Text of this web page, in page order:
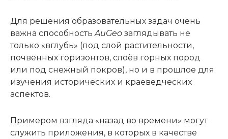
Для решения образовательных задач очень
важна способность AuGeo заглядывать не
только «вглубь» (под слой растительности,
почвенных горизонтов, слоёв горных пород
или под снежный покров), но и в прошлое для
изучения исторических и краеведческих
аспектов.
Примером взгляда «назад во времени» могут
служить приложения, в которых в качестве